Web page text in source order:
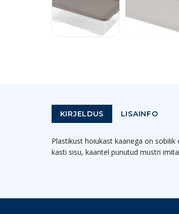
KIRJELDUS LISAINFO
Plastikust hoiukast kaanega on
kasti sisu, kaantel punutud mustri